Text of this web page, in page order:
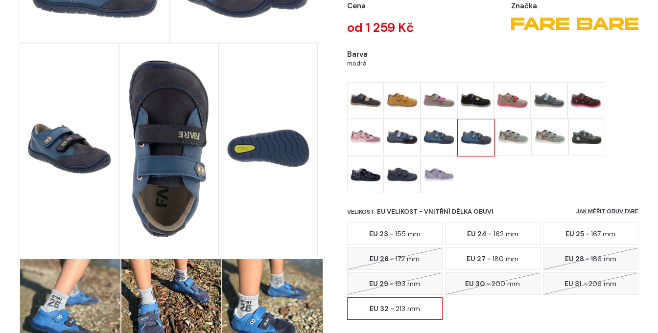
Cena
od 1 259 Kč
Značka
Barva
modrá
VELIKOST: EU VELIKOST - VNITŘNÍ DÉLKA OBUVI JAK MĚŘIT OBUV FARE
EU 23 - 155 mm EU 24 - 162 mm EU 25 -167 mm
EU 26 -172 mm EU 27 -180 mm EU 28 -186 mm
EU 29 -193 mm EU 30 -200 mm EU 31 -206 mm
EU 32 - 213 mm